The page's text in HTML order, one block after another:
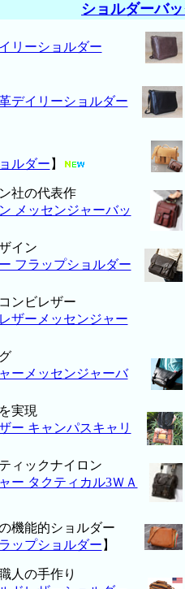
ショルダーバ
リーショルダー
デイリーショルダー
ルダー 】
社の代表作
メッセンジャーバッ
イン
フラップショルダー
ンビレザー
ザーメッセンジャー
ーメッセンジャーバ
実現
ー キャンパスキャリ
ィックナイロン
ー タクティカル3ＷＡ
機能的ショルダー
ップショルダー 】
人の手作り